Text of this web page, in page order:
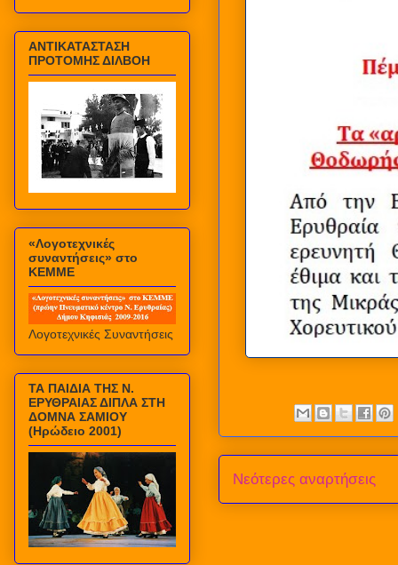
Νεότερες αναρτήσεις
ΑΝΤΙΚΑΤΑΣΤΑΣΗ
ΠΡΟΤΟΜΗΣ ΔΙΛΒΟΗ
«Λογοτεχνικές
συναντήσεις» στο
ΚΕΜΜΕ
Λογοτεχνικές Συναντήσεις
ΤΑ ΠΑΙΔΙΑ ΤΗΣ Ν.
ΕΡΥΘΡΑΙΑΣ ΔΙΠΛΑ ΣΤΗ
ΔΟΜΝΑ ΣΑΜΙΟΥ
(Ηρώδειο 2001)